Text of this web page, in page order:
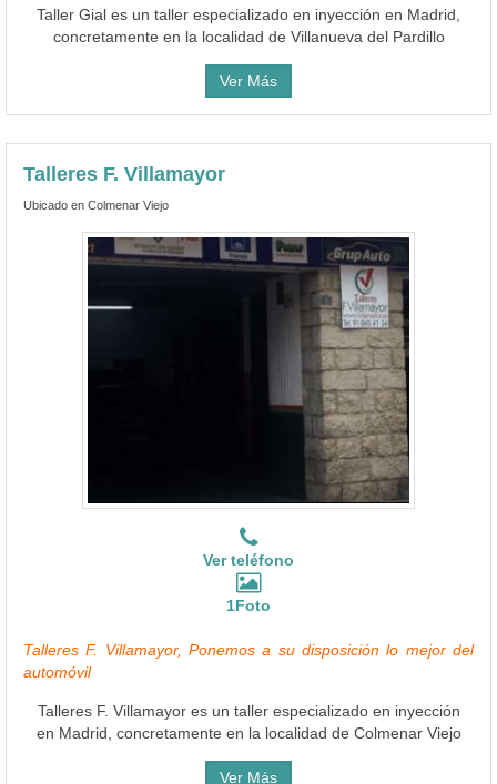
Taller Gial es un taller especializado en inyección en Madrid,
concretamente en la localidad de Villanueva del Pardillo
Ver Más
Talleres F. Villamayor
Ubicado en Colmenar Viejo
Ver teléfono
1Foto
Talleres F. Villamayor, Ponemos a su disposición lo mejor del
automóvil
Talleres F. Villamayor es un taller especializado en inyección
en Madrid, concretamente en la localidad de Colmenar Viejo
Ver Más